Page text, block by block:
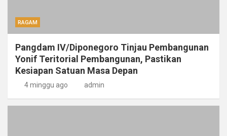
RAGAM
Pangdam IV/Diponegoro Tinjau Pembangunan
Yonif Teritorial Pembangunan, Pastikan
Kesiapan Satuan Masa Depan
4 minggu ago admin